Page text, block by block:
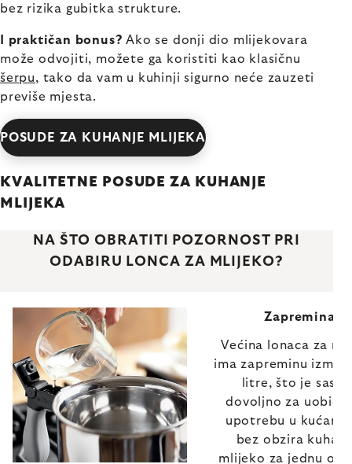
bez rizika gubitka strukture.
I praktičan bonus? Ako se donji dio mlijekovara
može odvojiti, možete ga koristiti kao klasičnu
šerpu, tako da vam u kuhinji sigurno neće zauzeti
previše mjesta.
POSUDE ZA KUHANJE MLIJEKA
KVALITETNE POSUDE ZA KUHANJE
MLIJEKA
NA ŠTO OBRATITI POZORNOST PRI
ODABIRU LONCA ZA MLIJEKO?
Zapremina
Većina lonaca za
ima zapreminu
litre, što je
dovoljno za
upotrebu u
bez obzira
mlijeko za jednu